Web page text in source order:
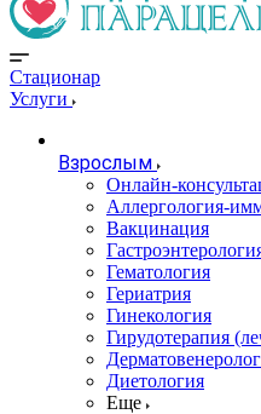
Стационар
Услуги
Взрослым
Онлайн-
Аллергология-
Вакцинация
Гематология
Гериатрия
Гинекология
Гирудотерапия
Диетология
Еще